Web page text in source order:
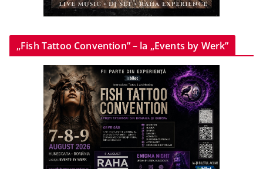
„Fish Tattoo Convention” – la „Events by Werk”